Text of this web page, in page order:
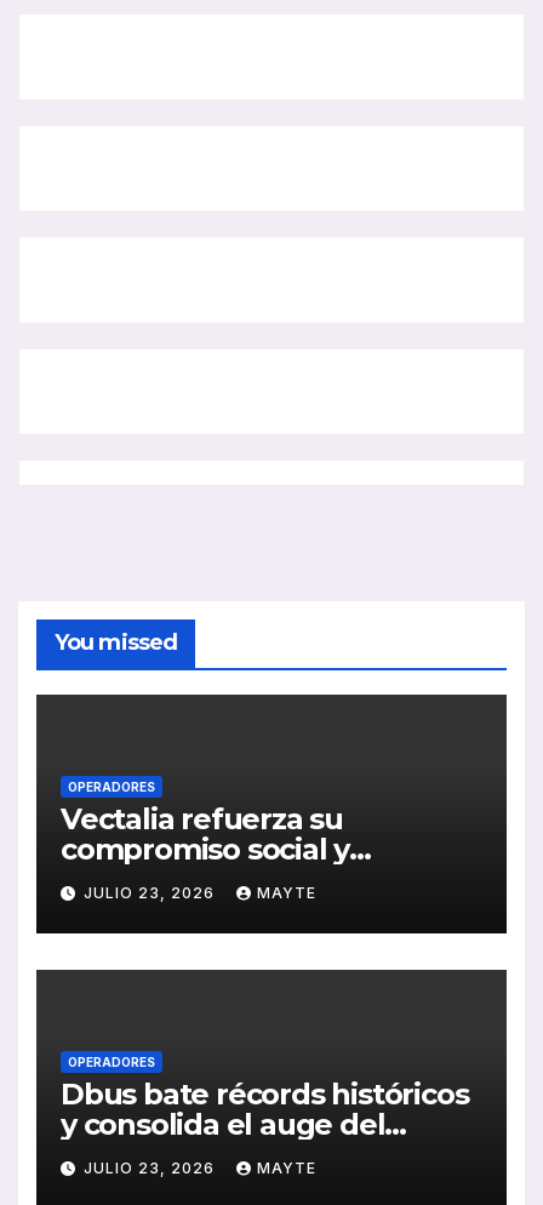
You missed
OPERADORES
Vectalia refuerza su
compromiso social y
medioambiental con la
publicación de su Memoria
de RSC 2025
JULIO 23, 2026 MAYTE
OPERADORES
Dbus bate récords históricos
y consolida el auge del
transporte público en San
Sebastián
JULIO 23, 2026 MAYTE